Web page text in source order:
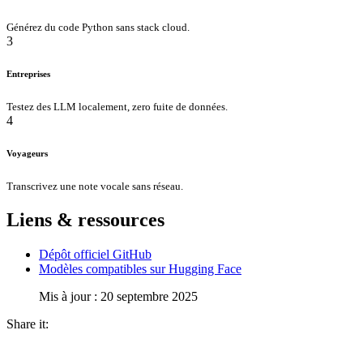
Générez du code Python sans stack cloud.
3
Entreprises
Testez des LLM localement, zero fuite de données.
4
Voyageurs
Transcrivez une note vocale sans réseau.
Liens & ressources
Dépôt officiel GitHub
Modèles compatibles sur Hugging Face
Mis à jour : 20 septembre 2025
Share it: